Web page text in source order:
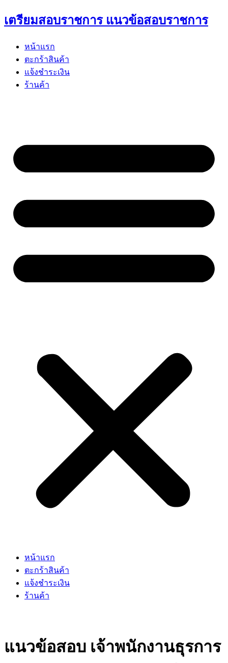
Skip
to
เตรียมสอบราชการ แนวข้อสอบราชการ
หน้าแรก
ตะกร้าสินค้า
แจ้งชำระเงิน
ร้านค้า
หน้าแรก
ตะกร้าสินค้า
แจ้งชำระเงิน
ร้านค้า
แนวข้อสอบ เจ้าพนักงานธุรการ